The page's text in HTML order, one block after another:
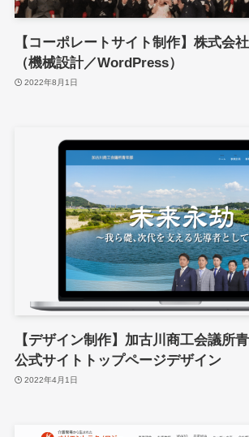
【コーポレートサイト制作】株式会
（機械設計／WordPress）
2022年8月1日
【デザイン制作】加古川商工会議所
公式サイトトップページデザイン
2022年4月1日